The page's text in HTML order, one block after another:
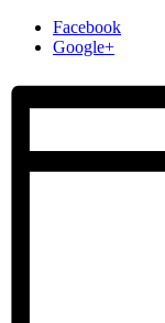
Facebook
Google+